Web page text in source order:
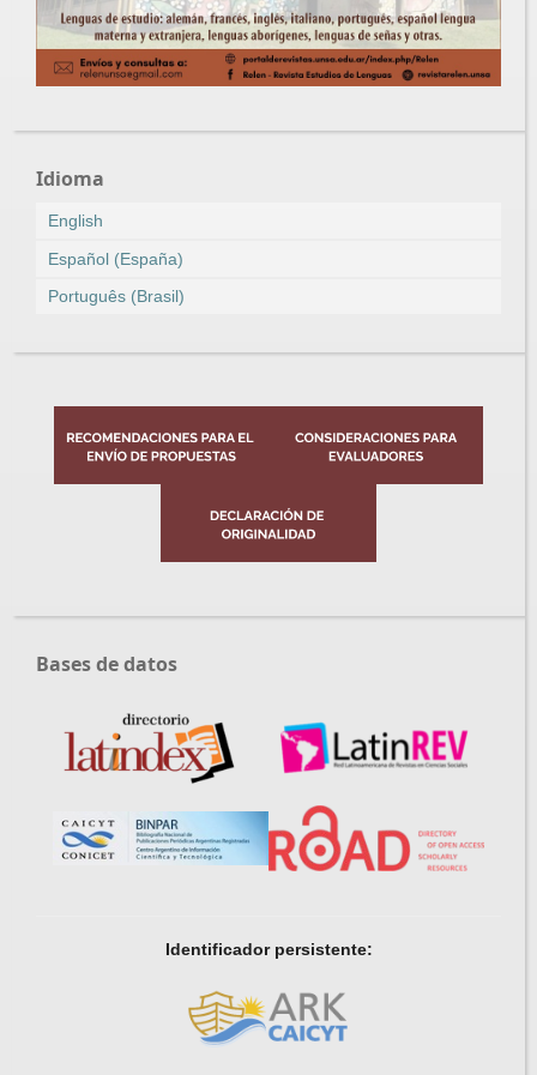
Idioma
English
Español (España)
Português (Brasil)
Bases de datos
Identificador persistente: